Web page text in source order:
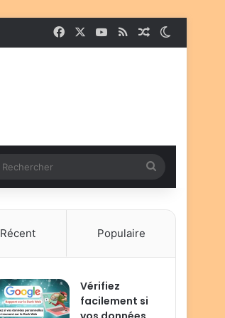
FacebookYouTube
RSSArticle
Récent Populaire
Vérifiez
facilement si